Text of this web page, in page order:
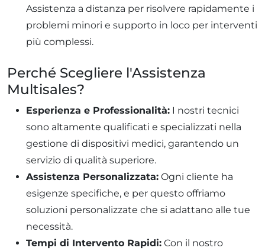
Assistenza a distanza per risolvere rapidamente i
problemi minori e supporto in loco per interventi
più complessi.
Perché Scegliere l'Assistenza
Multisales?
Esperienza e Professionalità: I nostri tecnici
sono altamente qualificati e specializzati nella
gestione di dispositivi medici, garantendo un
servizio di qualità superiore.
Assistenza Personalizzata: Ogni cliente ha
esigenze specifiche, e per questo offriamo
soluzioni personalizzate che si adattano alle tue
necessità.
Tempi di Intervento Rapidi: Con il nostro